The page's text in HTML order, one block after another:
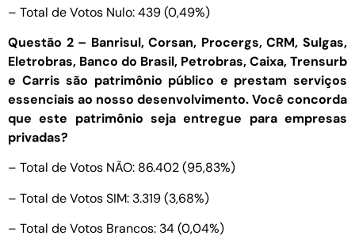
– Total de Votos Nulo: 439 (0,49%)
Questão 2 – Banrisul, Corsan, Procergs, CRM, Sulgas,
Eletrobras, Banco do Brasil, Petrobras, Caixa, Trensurb
e Carris são patrimônio público e prestam serviços
essenciais ao nosso desenvolvimento. Você concorda
que este patrimônio seja entregue para empresas
privadas?
– Total de Votos NÃO: 86.402 (95,83%)
– Total de Votos SIM: 3.319 (3,68%)
– Total de Votos Brancos: 34 (0,04%)